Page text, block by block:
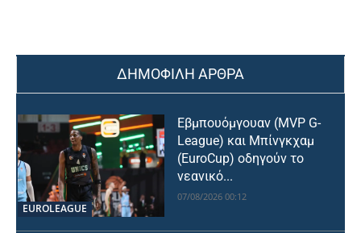
ΔΗΜΟΦΙΛΗ ΑΡΘΡΑ
EUROLEAGUE
Εβμπουόμγουαν (MVP G-
League) και Μπίνγκχαμ
(EuroCup) οδηγούν το
νεανικό...
07/08/2026 00:12